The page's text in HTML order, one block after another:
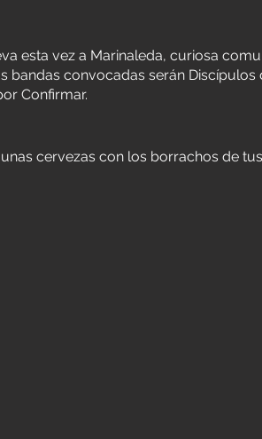
esta vez a Marinaleda, curiosa
bandas convocadas serán Discípulos
Confirmar.
cervezas con los borrachos de